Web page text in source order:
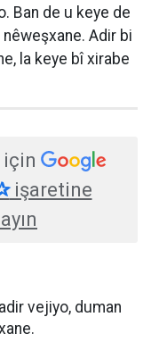
Ban de u keye de
Adir bi
la keye bî xirabe
için
işaretine
vejiyo, duman